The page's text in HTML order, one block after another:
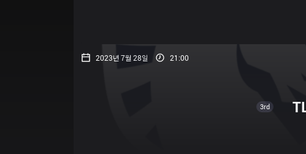
2023년 7월 28일 21:00
3rd